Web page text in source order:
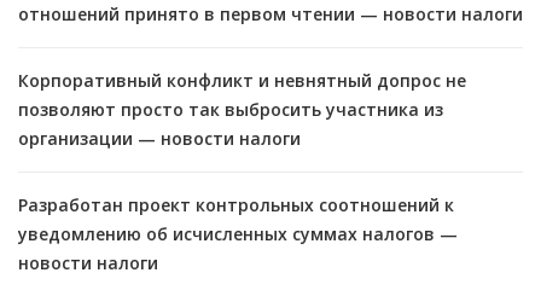
отношений принято в первом чтении — новости налоги
Корпоративный конфликт и невнятный допрос не
позволяют просто так выбросить участника из
организации — новости налоги
Разработан проект контрольных соотношений к
уведомлению об исчисленных суммах налогов —
новости налоги